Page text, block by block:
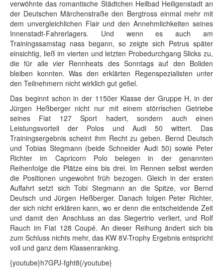
verwöhnte das romantische Städtchen Heilbad Heiligenstadt an
der Deutschen Märchenstraße den Bergtross einmal mehr mit
dem unvergleichlichen Flair und den Annehmlichkeiten seines
Innenstadt-Fahrerlagers. Und wenn es auch am
Trainingssamstag nass begann, so zeigte sich Petrus später
einsichtig, ließ im vierten und letzten Probedurchgang Slicks zu,
die für alle vier Rennheats des Sonntags auf den Boliden
bleiben konnten. Was den erklärten Regenspezialisten unter
den Teilnehmern nicht wirklich gut gefiel.
Das beginnt schon in der 1150er Klasse der Gruppe H, in der
Jürgen Heßberger nicht nur mit einem störrischen Getriebe
seines Fiat 127 Sport hadert, sondern auch einen
Leistungsvorteil der Polos und Audi 50 wittert. Das
Trainingsergebnis scheint ihm Recht zu geben. Bernd Deutsch
und Tobias Stegmann (beide Schneider Audi 50) sowie Peter
Richter im Capricorn Polo belegen in der genannten
Reihenfolge die Plätze eins bis drei. Im Rennen selbst werden
die Positionen ungewohnt früh bezogen. Gleich in der ersten
Auffahrt setzt sich Tobi Stegmann an die Spitze, vor Bernd
Deutsch und Jürgen Heßberger. Danach folgen Peter Richter,
der sich nicht erklären kann, wo er denn die entscheidende Zeit
und damit den Anschluss an das Siegertrio verliert, und Rolf
Rauch im Fiat 128 Coupé. An dieser Reihung ändert sich bis
zum Schluss nichts mehr, das KW 8V-Trophy Ergebnis entspricht
voll und ganz dem Klassenranking.
{youtube}h7GPJ-fght8{/youtube}